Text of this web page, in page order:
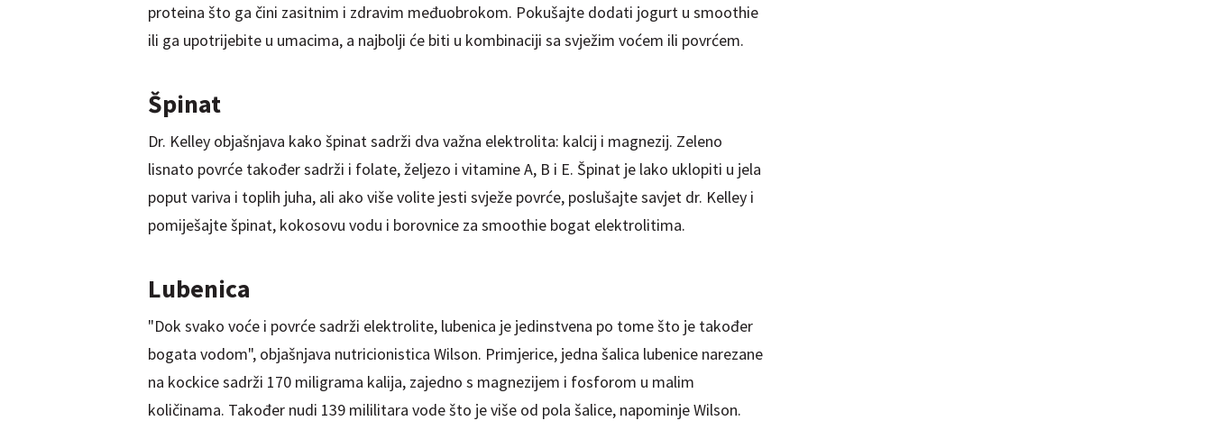
proteina što ga čini zasitnim i zdravim međuobrokom. Pokušajte dodati jogurt u smoothie
ili ga upotrijebite u umacima, a najbolji će biti u kombinaciji sa svježim voćem ili povrćem.
Špinat
Dr. Kelley objašnjava kako špinat sadrži dva važna elektrolita: kalcij i magnezij. Zeleno
lisnato povrće također sadrži i folate, željezo i vitamine A, B i E. Špinat je lako uklopiti u jela
poput variva i toplih juha, ali ako više volite jesti svježe povrće, poslušajte savjet dr. Kelley i
pomiješajte špinat, kokosovu vodu i borovnice za smoothie bogat elektrolitima.
Lubenica
"Dok svako voće i povrće sadrži elektrolite, lubenica je jedinstvena po tome što je također
bogata vodom", objašnjava nutricionistica Wilson. Primjerice, jedna šalica lubenice narezane
na kockice sadrži 170 miligrama kalija, zajedno s magnezijem i fosforom u malim
količinama. Također nudi 139 mililitara vode što je više od pola šalice, napominje Wilson.